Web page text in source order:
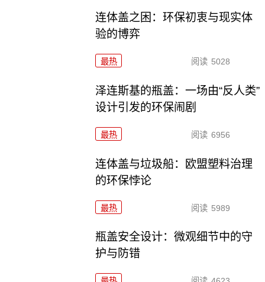
连体盖之困：环保初衷与现实体
验的博弈
最热 阅读 5028
泽连斯基的瓶盖：一场由“反人类”
设计引发的环保闹剧
最热 阅读 6956
连体盖与垃圾船：欧盟塑料治理
的环保悖论
最热 阅读 5989
瓶盖安全设计：微观细节中的守
护与防错